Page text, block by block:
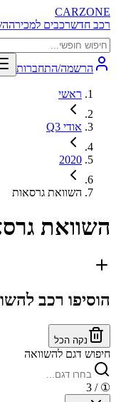
CARZONE
רכב חדשרכבים למכירה
הרשמה/התחברות
ראשי
אודי Q3
2020
השוואת גרסאות
השוואת
הוסיפו רכב
נקה הכל
חיפוש דגם להשוואה
①
/ 3